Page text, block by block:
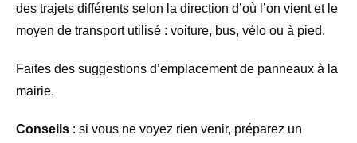
des trajets différents selon la direction d’où l’on vient et le
moyen de transport utilisé : voiture, bus, vélo ou à pied.
Faites des suggestions d’emplacement de panneaux à la
mairie.
Conseils : si vous ne voyez rien venir, préparez un